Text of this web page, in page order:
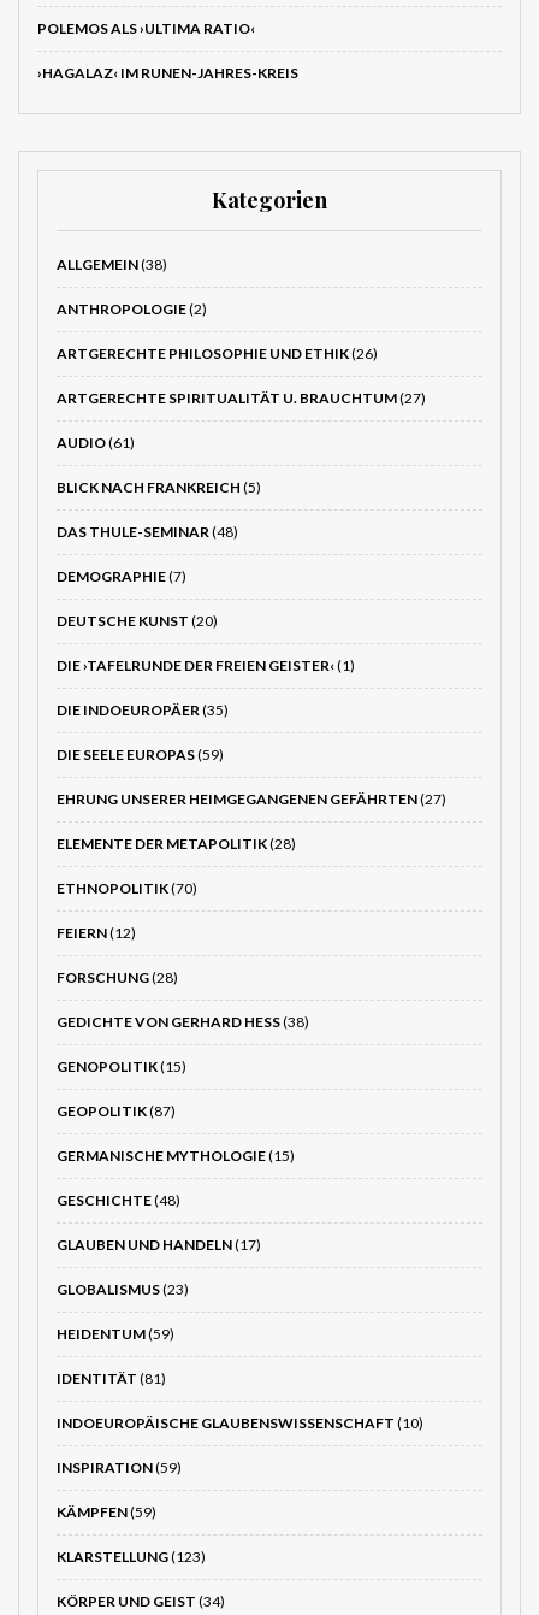
POLEMOS ALS ›ULTIMA RATIO‹
›HAGALAZ‹ IM RUNEN-JAHRES-KREIS
Kategorien
ALLGEMEIN(38)
ANTHROPOLOGIE(2)
ARTGERECHTE PHILOSOPHIE UND ETHIK(26)
ARTGERECHTE SPIRITUALITÄT U. BRAUCHTUM(27)
AUDIO(61)
BLICK NACH FRANKREICH (5)
DAS THULE-SEMINAR (48)
DEMOGRAPHIE(7)
DEUTSCHE KUNST (20)
DIE ›TAFELRUNDE DER FREIEN GEISTER‹(1)
DIE INDOEUROPÄER (35)
DIE SEELE EUROPAS(59)
EHRUNG UNSERER HEIMGEGANGENEN GEFÄHRTEN(27)
ELEMENTE DER METAPOLITIK(28)
ETHNOPOLITIK(70)
FEIERN(12)
FORSCHUNG(28)
GEDICHTE VON GERHARD HESS(38)
GENOPOLITIK(15)
GEOPOLITIK(87)
GERMANISCHE MYTHOLOGIE(15)
GESCHICHTE(48)
GLAUBEN UND HANDELN(17)
GLOBALISMUS(23)
HEIDENTUM(59)
IDENTITÄT (81)
INDOEUROPÄISCHE GLAUBENSWISSENSCHAFT (10)
INSPIRATION(59)
KÄMPFEN(59)
KLARSTELLUNG(123)
KÖRPER UND GEIST (34)